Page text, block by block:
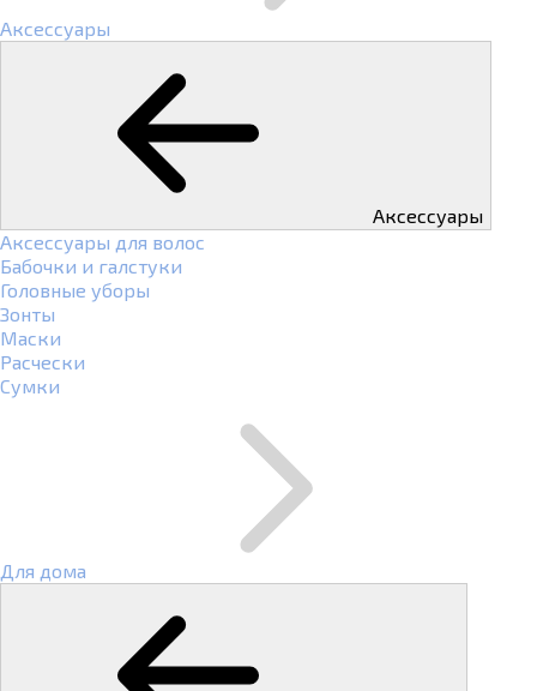
Аксессуары
Аксессуары
Аксессуары для волос
Бабочки и галстуки
Головные уборы
Зонты
Маски
Расчески
Сумки
Для дома